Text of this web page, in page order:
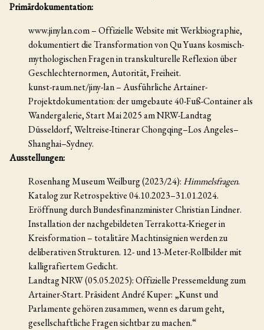
Primärdokumentation:
www.jinylan.com – Offizielle Website mit Werkbiographie,
dokumentiert die Transformation von Qu Yuans kosmisch-
mythologischen Fragen in transkulturelle Reflexion über
Geschlechternormen, Autorität, Freiheit.
kunst-raum.net/jiny-lan – Ausführliche Artainer-
Projektdokumentation: der umgebaute 40-Fuß-Container als
Wandergalerie, Start Mai 2025 am NRW-Landtag
Düsseldorf, Weltreise-Itinerar Chongqing–Los Angeles–
Shanghai–Sydney.
Ausstellungen:
Rosenhang Museum Weilburg (2023/24): Himmelsfragen.
Katalog zur Retrospektive 04.10.2023–31.01.2024.
Eröffnung durch Bundesfinanzminister Christian Lindner.
Installation der nachgebildeten Terrakotta-Krieger in
Kreisformation – totalitäre Machtinsignien werden zu
deliberativen Strukturen. 12- und 13-Meter-Rollbilder mit
kalligrafiertem Gedicht.
Landtag NRW (05.05.2025): Offizielle Pressemeldung zum
Artainer-Start. Präsident André Kuper: „Kunst und
Parlamente gehören zusammen, wenn es darum geht,
gesellschaftliche Fragen sichtbar zu machen.“